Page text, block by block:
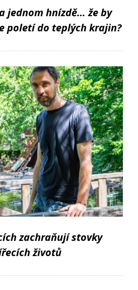
jednom hnízdě… že by
poletí do teplých krajin?
zachraňují stovky
životů